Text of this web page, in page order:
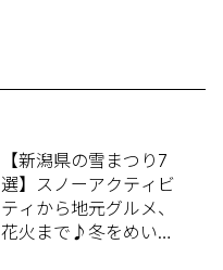
【新潟県の雪まつり7
選】スノーアクティビ
ティから地元グルメ、
花火まで♪冬をめいっ